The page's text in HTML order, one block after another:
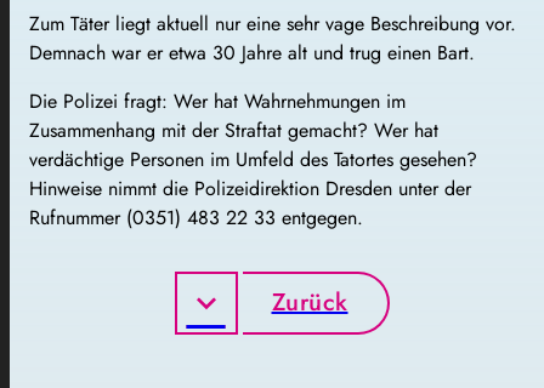
Zum Täter liegt aktuell nur eine sehr vage Beschreibung vor.
Demnach war er etwa 30 Jahre alt und trug einen Bart.
Die Polizei fragt: Wer hat Wahrnehmungen im
Zusammenhang mit der Straftat gemacht? Wer hat
verdächtige Personen im Umfeld des Tatortes gesehen?
Hinweise nimmt die Polizeidirektion Dresden unter der
Rufnummer (0351) 483 22 33 entgegen.
Zurück